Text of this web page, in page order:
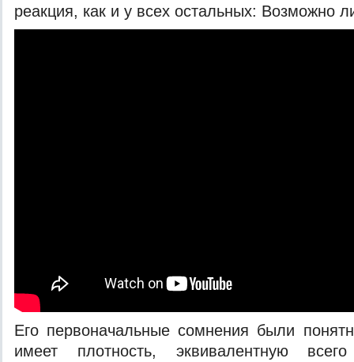
реакция, как и у всех остальных: Возможно
Его первоначальные сомнения были
имеет плотность, эквивалентную